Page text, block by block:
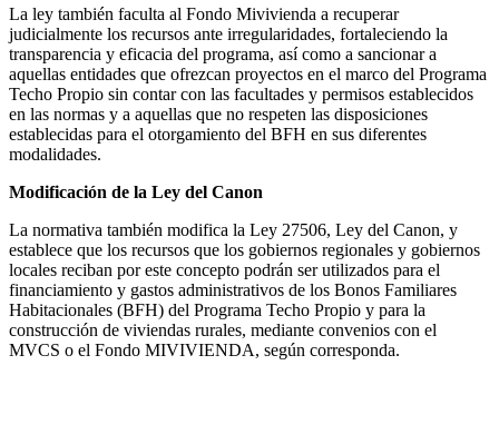
La ley también faculta al Fondo Mivivienda a recuperar
judicialmente los recursos ante irregularidades, fortaleciendo la
transparencia y eficacia del programa, así como a sancionar a
aquellas entidades que ofrezcan proyectos en el marco del Programa
Techo Propio sin contar con las facultades y permisos establecidos
en las normas y a aquellas que no respeten las disposiciones
establecidas para el otorgamiento del BFH en sus diferentes
modalidades.
Modificación de la Ley del Canon
La normativa también modifica la Ley 27506, Ley del Canon, y
establece que los recursos que los gobiernos regionales y gobiernos
locales reciban por este concepto podrán ser utilizados para el
financiamiento y gastos administrativos de los Bonos Familiares
Habitacionales (BFH) del Programa Techo Propio y para la
construcción de viviendas rurales, mediante convenios con el
MVCS o el Fondo MIVIVIENDA, según corresponda.